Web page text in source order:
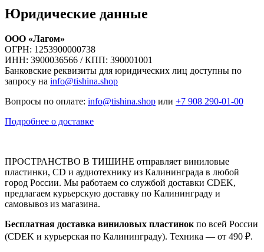
Юридические данные
ООО «Лагом»
ОГРН: 1253900000738
ИНН: 3900036566 / КПП: 390001001
Банковские реквизиты для юридических лиц доступны по
запросу на info@tishina.shop
Вопросы по оплате: info@tishina.shop или +7 908 290-01-00
Подробнее о доставке
ПРОСТРАНСТВО В ТИШИНЕ отправляет виниловые
пластинки, CD и аудиотехнику из Калининграда в любой
город России. Мы работаем со службой доставки CDEK,
предлагаем курьерскую доставку по Калининграду и
самовывоз из магазина.
Бесплатная доставка виниловых пластинок по всей России
(CDEK и курьерская по Калининграду). Техника — от 490 ₽.